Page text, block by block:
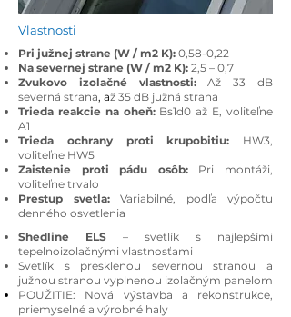
Vlastnosti
Pri južnej strane (W / m2 K): 0,58-0,22
Na severnej strane (W / m2 K): 2,5 – 0,7
Zvukovo izolačné vlastnosti:
Až 33 dB
severná strana, až 35 dB južná strana
Trieda reakcie na oheň:Bs1d0 až E, voliteľne
A1
Trieda ochrany proti krupobitiu: HW3,
voliteľne HW5
Zaistenie proti pádu osôb: Pri montáži,
voliteľne trvalo
Prestup svetla: Variabilné, podľa výpočtu
denného osvetlenia
Shedline ELS – svetlík s najlepšími
tepelnoizolačnými vlastnosťami
Svetlík s presklenou severnou stranou a
južnou stranou vyplnenou izolačným panelom
POUŽITIE: Nová výstavba a rekonstrukce,
priemyselné a výrobné haly